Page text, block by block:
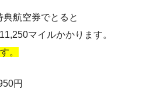
航空券でとると
マイルかかります。
。
円